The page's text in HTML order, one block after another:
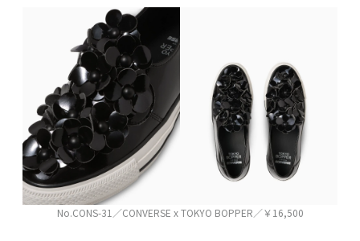
No.CONS-31／CONVERSE x TOKYO BOPPER／￥16,500